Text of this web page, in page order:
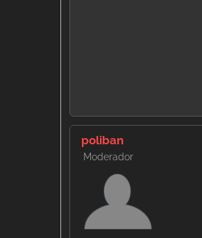
poliban
Moderador